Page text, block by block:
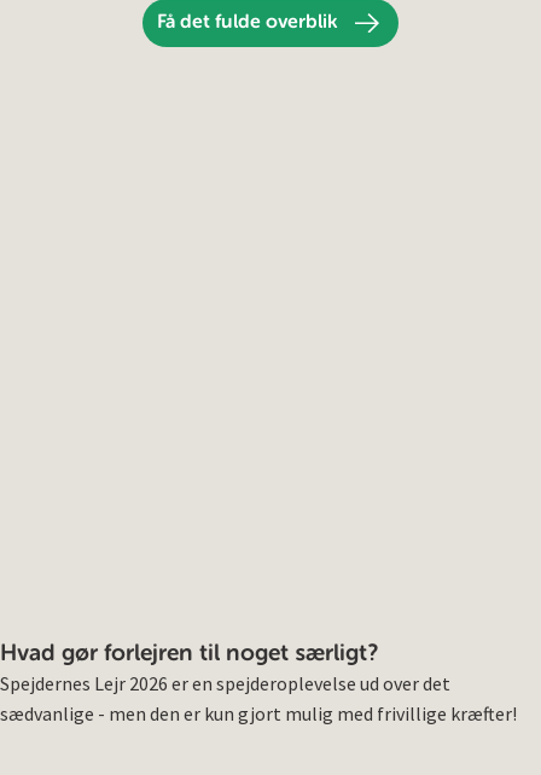
Få det fulde overblik
Hvad gør forlejren til noget særligt?
Spejdernes Lejr 2026 er en spejderoplevelse ud over det
sædvanlige - men den er kun gjort mulig med frivillige kræfter!